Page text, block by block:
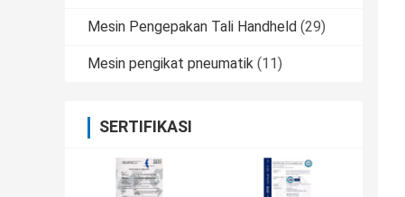
Mesin Pengepakan Tali Handheld (29)
Mesin pengikat pneumatik (11)
SERTIFIKASI